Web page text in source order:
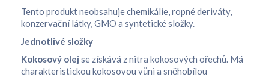
Tento produkt neobsahuje chemikálie, ropné deriváty,
konzervační látky, GMO a syntetické složky.
Jednotlivé složky
Kokosový olej se získává z nitra kokosových ořechů. Má
charakteristickou kokosovou vůni a sněhobílou